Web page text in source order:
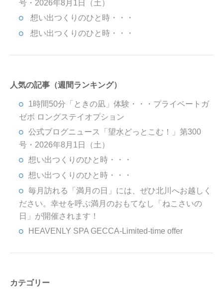
号・2026年8月1日（土）
想い出つくりのひと時・・・
想い出つくりのひと時・・・
人気の記事（週間ランキング）
1時間50分「ときの凪」体験・・・プライベートガ
ゼボ ロングステイオプション
公式ブログニュース「望水どっとこむ！」第300
号・2026年8月1日（土）
想い出つくりのひと時・・・
想い出つくりのひと時・・・
毎月訪れる「満月の日」には、ぜひ北川へお越しく
ださい。幸せを呼ぶ満月のおもてなし「ねこさいの
日」が開催されます！
HEAVENLY SPA GECCA-Limited-time offer
カテゴリー